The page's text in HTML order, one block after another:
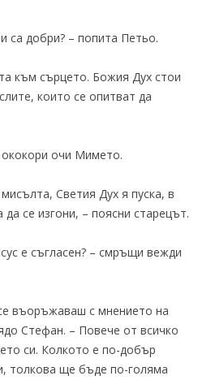
са добри? – попита Петьо.
към сърцето. Божия Дух стои
които се опитват да
очи Мимето.
Светия Дух я пуска, в
се изгони, – поясни старецът.
е съгласен? – смръщи вежди
въоръжаваш с мнението на
Стефан. – Повече от всичко
си. Колкото е по-добър
толкова ще бъде по-голяма